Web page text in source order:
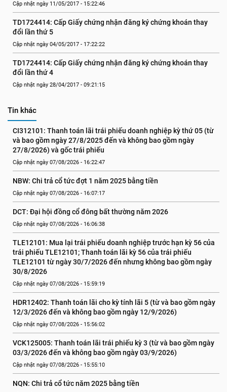
Cập nhật ngày 11/05/2017 - 15:22:46
TD1724414: Cấp Giấy chứng nhận đăng ký chứng khoán thay
đổi lần thứ 5
Cập nhật ngày 04/05/2017 - 17:22:22
TD1724414: Cấp Giấy chứng nhận đăng ký chứng khoán thay
đổi lần thứ 4
Cập nhật ngày 28/04/2017 - 09:21:15
Tin khác
CI312101: Thanh toán lãi trái phiếu doanh nghiệp kỳ thứ 05 (từ
và bao gồm ngày 27/8/2025 đến và không bao gồm ngày
27/8/2026) và gốc trái phiếu
Cập nhật ngày 07/08/2026 - 16:22:47
NBW: Chi trả cổ tức đợt 1 năm 2025 bằng tiền
Cập nhật ngày 07/08/2026 - 16:07:17
DCT: Đại hội đồng cổ đông bất thường năm 2026
Cập nhật ngày 07/08/2026 - 16:06:38
TLE12101: Mua lại trái phiếu doanh nghiệp trước hạn kỳ 56 của
trái phiếu TLE12101; Thanh toán lãi kỳ 56 của trái phiếu
TLE12101 từ ngày 30/7/2026 đến nhưng không bao gồm ngày
30/8/2026
Cập nhật ngày 07/08/2026 - 15:59:19
HDR12402: Thanh toán lãi cho kỳ tính lãi 5 (từ và bao gồm ngày
12/3/2026 đến và không bao gồm ngày 12/9/2026)
Cập nhật ngày 07/08/2026 - 15:56:02
VCK125005: Thanh toán lãi trái phiếu kỳ 3 (từ và bao gồm ngày
03/3/2026 đến và không bao gồm ngày 03/9/2026)
Cập nhật ngày 07/08/2026 - 15:55:10
NQN: Chi trả cổ tức năm 2025 bằng tiền